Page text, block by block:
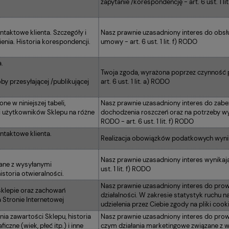
klienta. Szczegóły i
Historia korespondencji.
Nasz prawnie uzasadniony interes do
umowy - art. 6 ust. 1 lit. f) RODO
przesyłającej /publikującej
Twoja zgoda, wyrażona poprzez
art. 6 ust. 1 lit. a) RODO
w niniejszej tabeli,
Sklepu na różne
Nasz prawnie uzasadniony interes do
dochodzenia roszczeń oraz na potrzeby
RODO - art. 6 ust. 1 lit. f) RODO
klienta.
Realizacja obowiązków podatkowych
z wysyłanymi
otwieralności.
Nasz prawnie uzasadniony interes
ust. 1 lit. f) RODO
oraz zachowań
Internetowej
Nasz prawnie uzasadniony interes do
działalności. W zakresie statystyk ruchu
udzielenia przez Ciebie zgody na pliki
zawartości Sklepu, historia
(wiek, płeć itp.) i inne
Nasz prawnie uzasadniony interes do
czym działania marketingowe związane